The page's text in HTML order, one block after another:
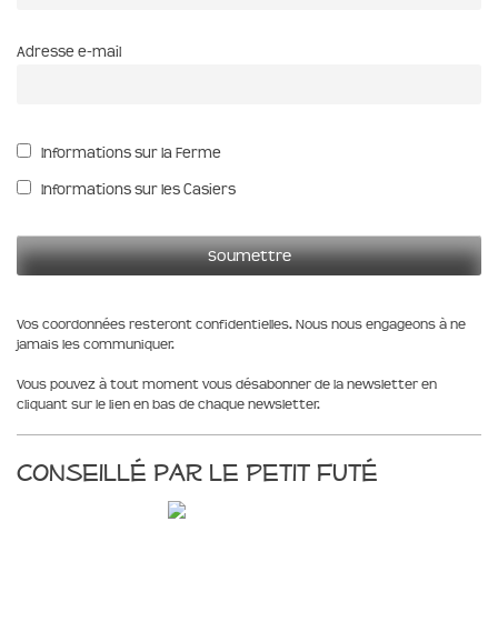
Adresse e-mail
Informations sur la Ferme
Informations sur les Casiers
Vos coordonnées resteront confidentielles. Nous nous engageons à ne
jamais les communiquer.
Vous pouvez à tout moment vous désabonner de la newsletter en
cliquant sur le lien en bas de chaque newsletter.
Conseillé par le Petit Futé